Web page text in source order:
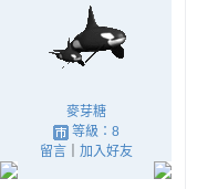
麥芽糖
等級：8
留言｜ 加入好友